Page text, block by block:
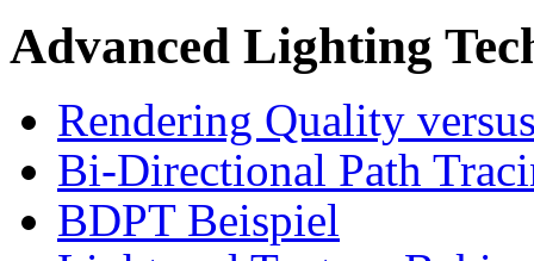
Advanced Lighting
Rendering Quality
Bi-Directional Path
BDPT Beispiel